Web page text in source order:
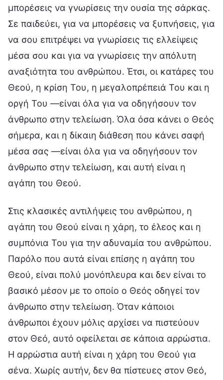
μπορέσεις να γνωρίσεις την ουσία της σάρκας.
Σε παιδεύει, για να μπορέσεις να ξυπνήσεις, για
να σου επιτρέψει να γνωρίσεις τις ελλείψεις
μέσα σου και για να γνωρίσεις την απόλυτη
αναξιότητα του ανθρώπου. Έτσι, οι κατάρες του
Θεού, η κρίση Του, η μεγαλοπρέπειά Του και η
οργή Του —είναι όλα για να οδηγήσουν τον
άνθρωπο στην τελείωση. Όλα όσα κάνει ο Θεός
σήμερα, και η δίκαιη διάθεση που κάνει σαφή
μέσα σας —είναι όλα για να οδηγήσουν τον
άνθρωπο στην τελείωση, και αυτή είναι η
αγάπη του Θεού.
Στις κλασικές αντιλήψεις του ανθρώπου, η
αγάπη του Θεού είναι η χάρη, το έλεος και η
συμπόνια Του για την αδυναμία του ανθρώπου.
Παρόλο που αυτά είναι επίσης η αγάπη του
Θεού, είναι πολύ μονόπλευρα και δεν είναι το
βασικό μέσον με το οποίο ο Θεός οδηγεί τον
άνθρωπο στην τελείωση. Όταν κάποιοι
άνθρωποι έχουν μόλις αρχίσει να πιστεύουν
στον Θεό, αυτό οφείλεται σε κάποια αρρώστια.
Η αρρώστια αυτή είναι η χάρη του Θεού για
σένα. Χωρίς αυτήν, δεν θα πίστευες στον Θεό,